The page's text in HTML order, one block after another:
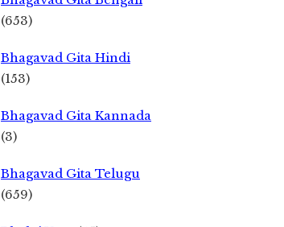
(653)
Bhagavad Gita Hindi
(153)
Bhagavad Gita Kannada
(3)
Bhagavad Gita Telugu
(659)